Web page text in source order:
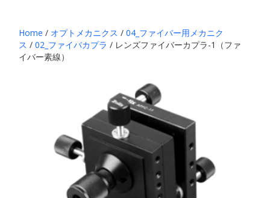
Home / オプトメカニクス /04_ファイバー用メカニク
ス /02_ファイバカプラ / レンズファイバーカプラ-1（ファ
イバー素線）